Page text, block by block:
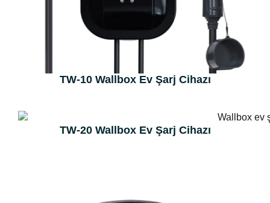
TW-10 Wallbox Ev Şarj Cihazı
TW-20 Wallbox Ev Şarj Cihazı